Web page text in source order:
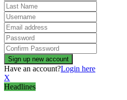
Have an account?Login here
X
Headlines